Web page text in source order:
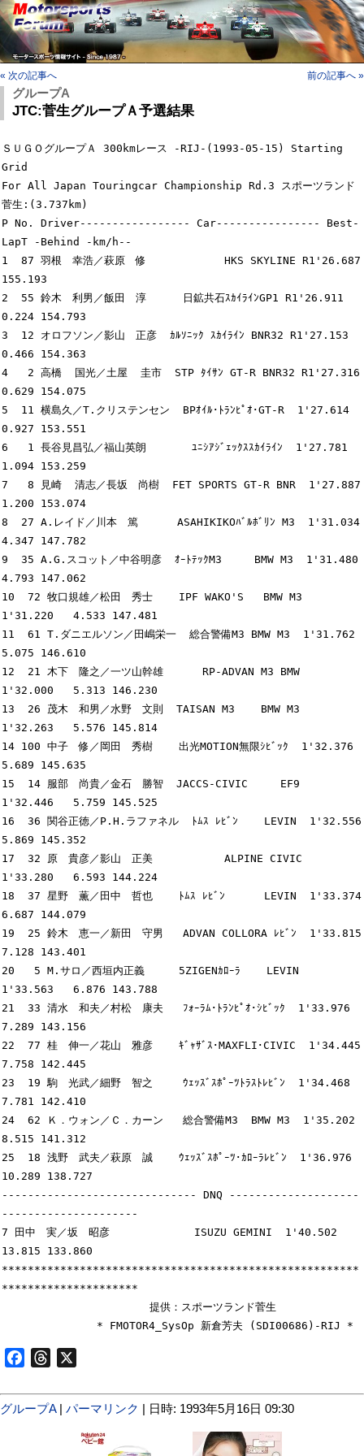
« 次の記事へ 前の記事へ »
グループA
JTC:菅生グループＡ予選結果
ＳＵＧＯグループＡ 300kmレース -RIJ-(1993-05-15) Starting
Grid
For All Japan Touringcar Championship Rd.3 スポーツランド
菅生:(3.737km)
P No. Driver----------------- Car---------------- Best-
LapT -Behind -km/h--
1  87 羽根　幸浩／萩原　修            HKS SKYLINE R1'26.687
155.193
2  55 鈴木　利男／飯田　淳　    日鉱共石ｽｶｲﾗｲﾝGP1 R1'26.911
0.224 154.793
3  12 オロフソン／影山　正彦  ｶﾙｿﾆｯｸ ｽｶｲﾗｲﾝ BNR32 R1'27.153
0.466 154.363
4   2 高橋  国光／土屋  圭市  STP ﾀｲｻﾝ GT-R BNR32 R1'27.316
0.629 154.075
5  11 横島久／T.クリステンセン  BPｵｲﾙ･ﾄﾗﾝﾋﾟｵ･GT-R  1'27.614
0.927 153.551
6   1 長谷見昌弘／福山英朗       ﾕﾆｼｱｼﾞｪｯｸｽｽｶｲﾗｲﾝ  1'27.781
1.094 153.259
7   8 見崎  清志／長坂　尚樹  FET SPORTS GT-R BNR  1'27.887
1.200 153.074
8  27 A.レイド／川本　篤      ASAHIKIKOﾊﾞﾙﾎﾞﾘﾝ M3  1'31.034
4.347 147.782
9  35 A.G.スコット／中谷明彦  ｵｰﾄﾃｯｸM3     BMW M3  1'31.480
4.793 147.062
10  72 牧口規雄／松田　秀士    IPF WAKO'S   BMW M3
1'31.220   4.533 147.481
11  61 T.ダニエルソン／田嶋栄一  総合警備M3 BMW M3  1'31.762
5.075 146.610
12  21 木下　隆之／一ツ山幹雄      RP-ADVAN M3 BMW
1'32.000   5.313 146.230
13  26 茂木　和男／水野　文則  TAISAN M3    BMW M3
1'32.263   5.576 145.814
14 100 中子　修／岡田　秀樹    出光MOTION無限ｼﾋﾞｯｸ  1'32.376
5.689 145.635
15  14 服部　尚貴／金石　勝智  JACCS-CIVIC     EF9
1'32.446   5.759 145.525
16  36 関谷正徳／P.H.ラファネル  ﾄﾑｽ ﾚﾋﾞﾝ    LEVIN  1'32.556
5.869 145.352
17  32 原　貴彦／影山　正美           ALPINE CIVIC
1'33.280   6.593 144.224
18  37 星野　薫／田中　哲也    ﾄﾑｽ ﾚﾋﾞﾝ      LEVIN  1'33.374
6.687 144.079
19  25 鈴木　恵一／新田　守男   ADVAN COLLORA ﾚﾋﾞﾝ  1'33.815
7.128 143.401
20   5 M.サロ／西垣内正義　　  5ZIGENｶﾛｰﾗ    LEVIN
1'33.563   6.876 143.788
21  33 清水　和夫／村松　康夫   ﾌｫｰﾗﾑ･ﾄﾗﾝﾋﾟｵ･ｼﾋﾞｯｸ  1'33.976
7.289 143.156
22  77 桂　伸一／花山　雅彦    ｷﾞｬｻﾞｽ･MAXFLI･CIVIC  1'34.445
7.758 142.445
23  19 駒　光武／細野　智之　   ｳｪｯｽﾞｽﾎﾟｰﾂﾄﾗｽﾄﾚﾋﾞﾝ  1'34.468
7.781 142.410
24  62 Ｋ．ウォン／Ｃ．カーン   総合警備M3  BMW M3  1'35.202
8.515 141.312
25  18 浅野　武夫／萩原　誠    ｳｪｯｽﾞｽﾎﾟｰﾂ･ｶﾛｰﾗﾚﾋﾞﾝ  1'36.976
10.289 138.727
------------------------------ DNQ --------------------
---------------------
7 田中　実／坂　昭彦             ISUZU GEMINI  1'40.502
13.815 133.860
*******************************************************
*********************
提供：スポーツランド菅生
FacebookThreads
グループA| パーマリンク | 日時: 1993年5月16日 09:30